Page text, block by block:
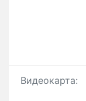
Видеокарта: